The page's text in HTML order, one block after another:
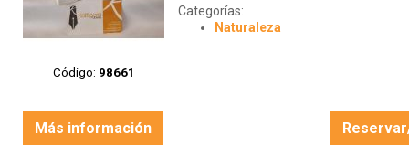
Código: 98661
Categorías:
Naturaleza
Más información